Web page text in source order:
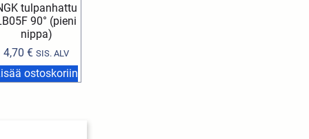
tulpanhattu
90° (pieni
nippa)
4,70€ SIS. ALV
ostoskoriin